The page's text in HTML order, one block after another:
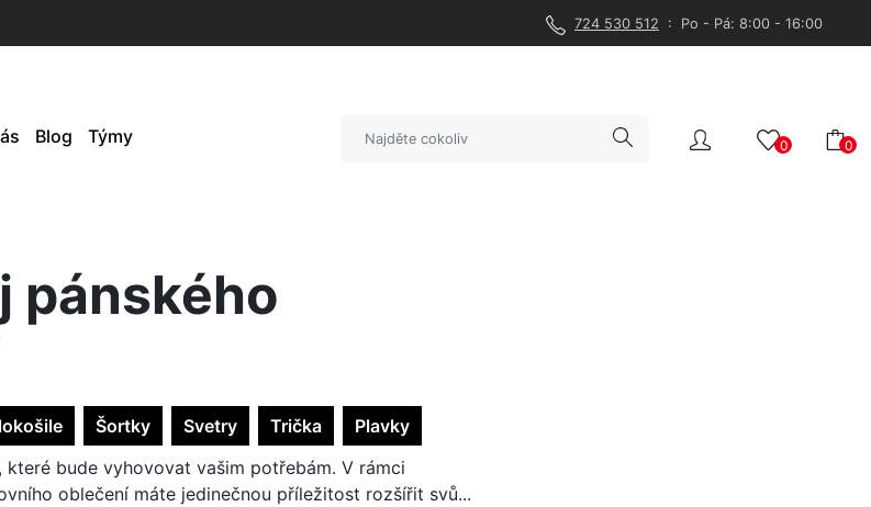
724 530 512 : Po - Pá: 8:00 - 16:00
Blog Týmy 0 0
pánského
Šortky Svetry Trička
Plavky
bude vyhovovat vašim potřebám. V rámci
oblečení máte jedinečnou příležitost rozšířit svů...